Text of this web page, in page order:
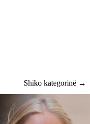
Shiko kategorinë →